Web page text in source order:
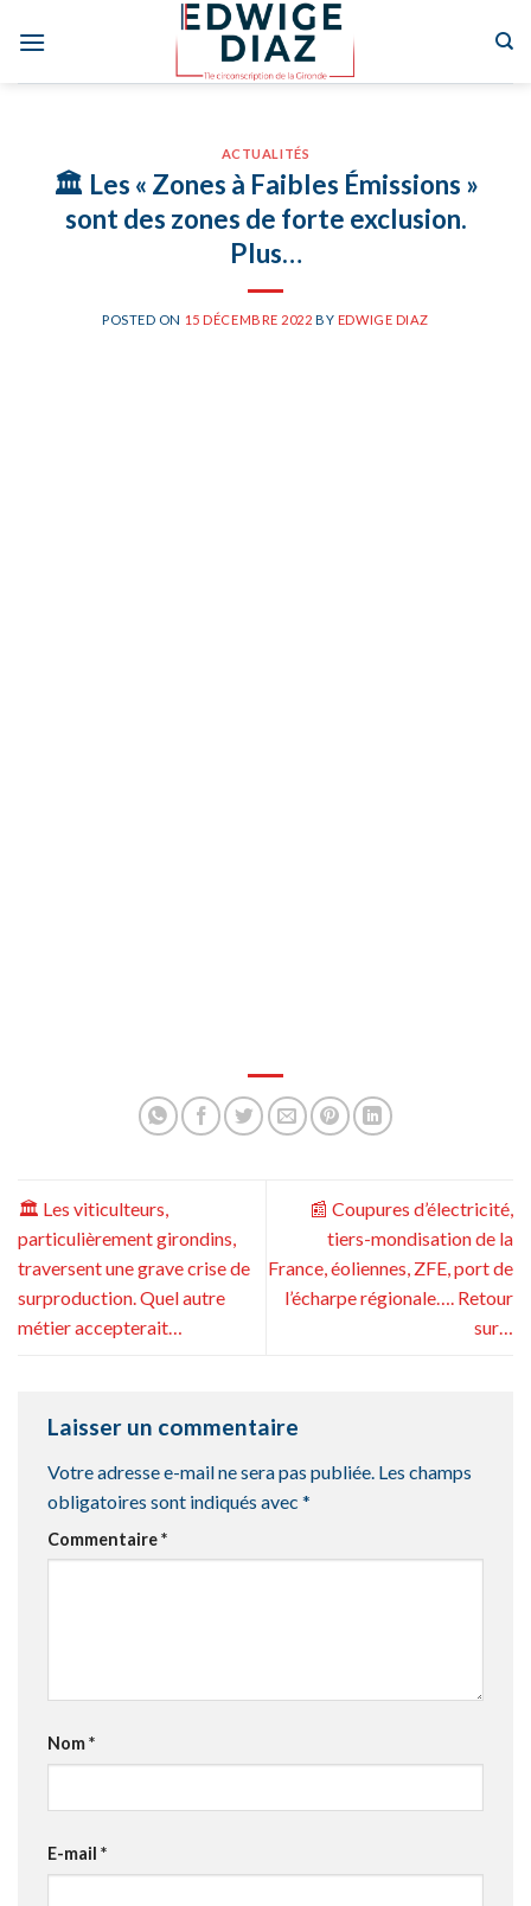
ACTUALITÉS
🏛 Les « Zones à Faibles Émissions »
sont des zones de forte exclusion.
Plus…
POSTED ON 15 DÉCEMBRE 2022 BY EDWIGE DIAZ
🏛 Les viticulteurs,
particulièrement girondins,
traversent une grave crise de
surproduction. Quel autre
métier accepterait…
📰 Coupures d’électricité,
tiers-mondisation de la
France, éoliennes, ZFE, port de
l’écharpe régionale…. Retour
sur…
Laisser un commentaire
Votre adresse e-mail ne sera pas publiée. Les champs
obligatoires sont indiqués avec *
Commentaire*
Nom*
E-mail *